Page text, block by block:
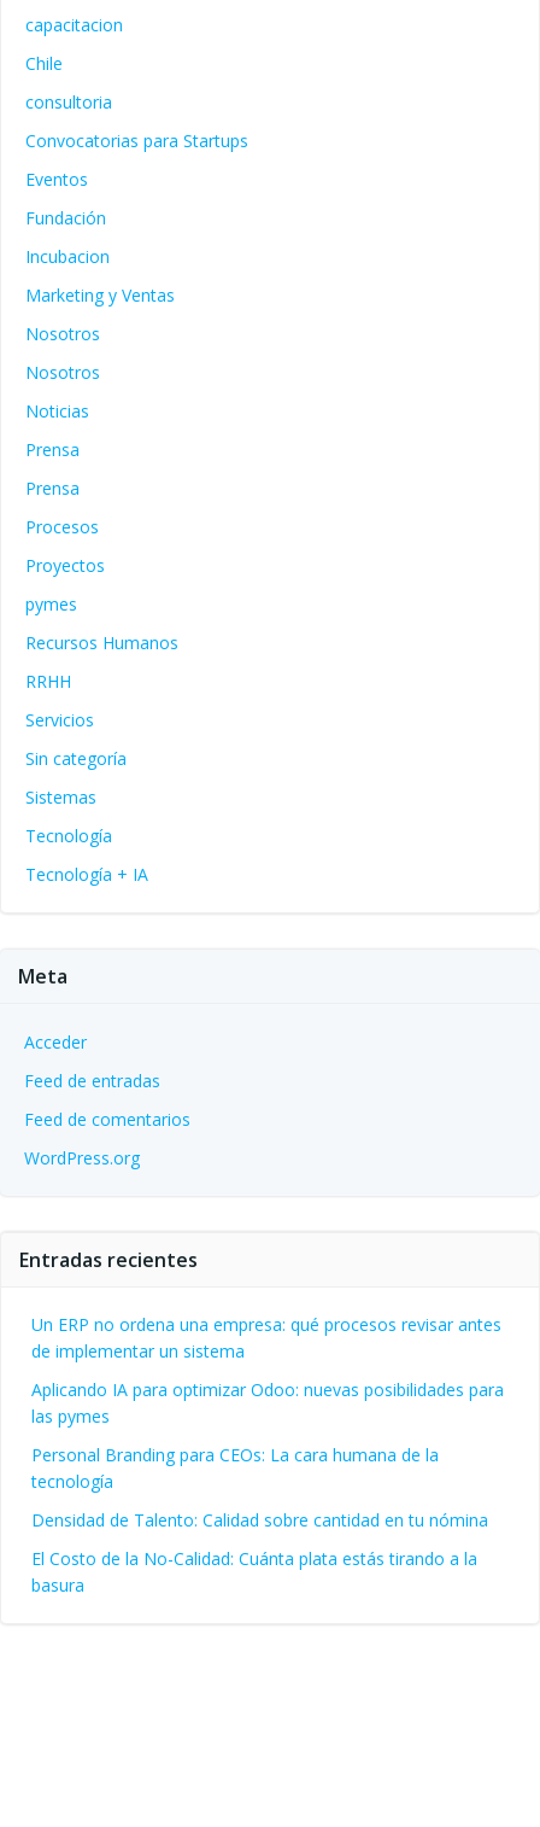
capacitacion
Chile
consultoria
Convocatorias para Startups
Eventos
Fundación
Incubacion
Marketing y Ventas
Nosotros
Nosotros
Noticias
Prensa
Prensa
Procesos
Proyectos
pymes
Recursos Humanos
RRHH
Servicios
Sin categoría
Sistemas
Tecnología
Tecnología + IA
Meta
Acceder
Feed de entradas
Feed de comentarios
WordPress.org
Entradas recientes
Un ERP no ordena una empresa: qué procesos revisar antes
de implementar un sistema
Aplicando IA para optimizar Odoo: nuevas posibilidades para
las pymes
Personal Branding para CEOs: La cara humana de la
tecnología
Densidad de Talento: Calidad sobre cantidad en tu nómina
El Costo de la No-Calidad: Cuánta plata estás tirando a la
basura